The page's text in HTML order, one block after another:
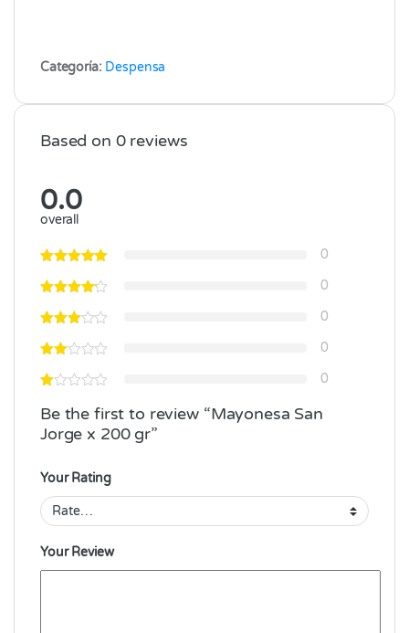
Categoría: Despensa
Based on 0 reviews
0.0
overall
0
0
0
0
0
Be the first to review “Mayonesa San
Jorge x 200 gr”
Your Rating
Your Review